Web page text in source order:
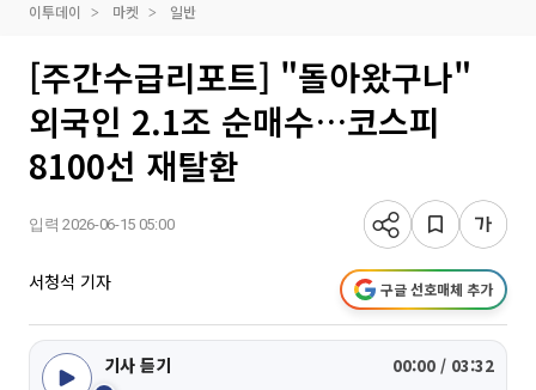
이투데이 마켓 일반
[주간수급리포트] "돌아왔구나"
외국인 2.1조 순매수…코스피
8100선 재탈환
입력 2026-06-15 05:00
서청석 기자 구글 선호매체 추가
기사 듣기 00:00 / 03:32